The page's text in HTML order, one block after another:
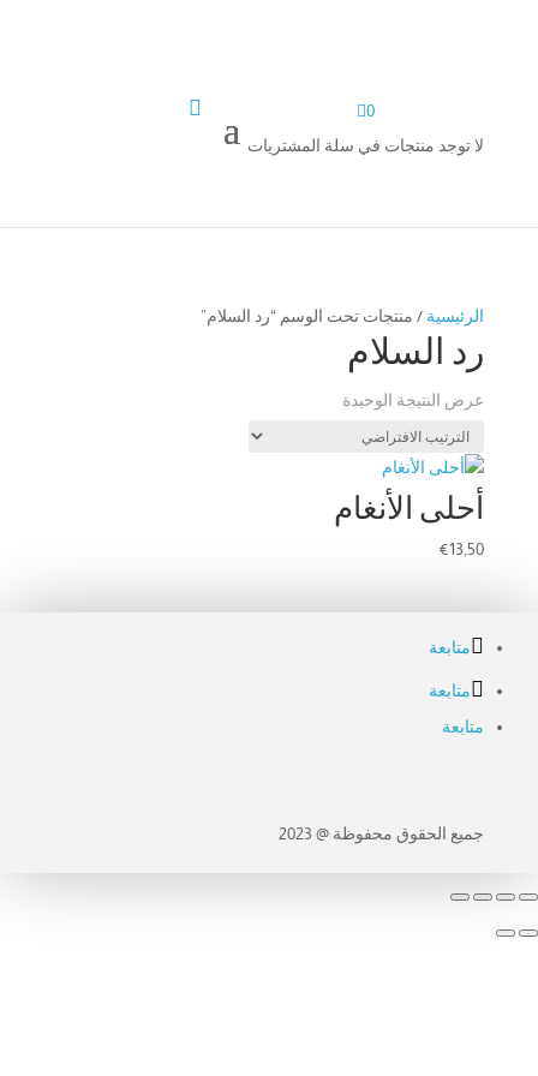
0
لا توجد منتجات في سلة المشتريات

الرئيسية / منتجات تحت الوسم “رد السلام”
رد السلام
عرض النتيجة الوحيدة
أحلى الأنغام
€13,50
متابعة
متابعة
متابعة
جميع الحقوق محفوظة @ 2023